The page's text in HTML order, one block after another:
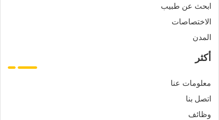
ابحث عن طبيب
الاختصاصات
المدن
أكثر
معلومات عنا
اتصل بنا
وظائف